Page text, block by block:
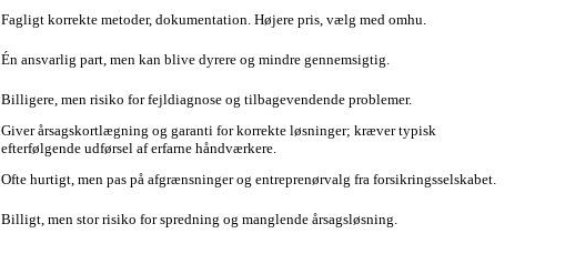
Fagligt korrekte metoder, dokumentation. Højere pris, vælg med omhu.
Én ansvarlig part, men kan blive dyrere og mindre gennemsigtig.
Billigere, men risiko for fejldiagnose og tilbagevendende problemer.
Giver årsagskortlægning og garanti for korrekte løsninger; kræver typisk
efterfølgende udførsel af erfarne håndværkere.
Ofte hurtigt, men pas på afgrænsninger og entreprenørvalg fra forsikringsselskabet.
Billigt, men stor risiko for spredning og manglende årsagsløsning.